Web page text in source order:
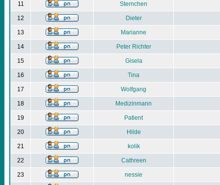
11 Sternchen
12 Dieter
13 Marianne
14 Peter Richter
15 Gisela
16 Tina
17 Wolfgang
18 Medizinmann
19 Patient
20 Hilde
21 kolik
22 Cathreen
23 nessie